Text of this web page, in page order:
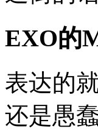
EXO的
表达的
还是愚